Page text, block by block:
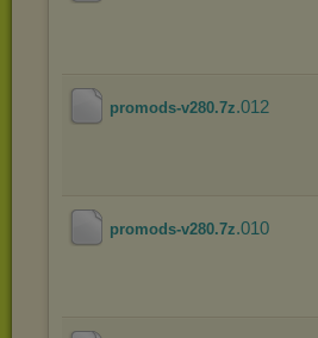
promods-v280.7z.012
promods-v280.7z.010